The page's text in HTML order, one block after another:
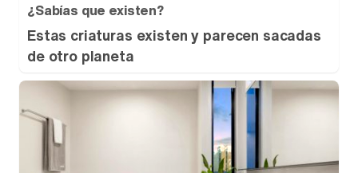
¿Sabías que existen?
Estas criaturas existen y parecen sacadas
de otro planeta